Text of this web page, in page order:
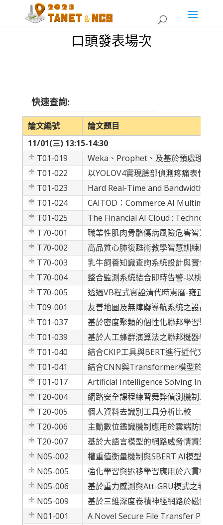
口頭發表場次
Search:
論文編號
論文題目
11/01(三) 13:15-14:30
T01-019
Weka、Prophet、及基於預處理的深
T01-022
以YOLOV4實現臉部偵測疼痛表情等
T01-023
Hard Real-Time and Bandwidth
T01-024
CAITOD：Commerce AI
T01-025
The Financial AI Cloud :
T70-001
職業性肌肉骨骼傷病風險危害智慧評
T70-002
高品質心肺復甦術教學智慧訓練與評
T70-003
乳牛飼養知識查詢系統設計與實作
T70-004
整合監測系統結合即時告警-以桃園區
T70-005
透過VB程式實證清代時憲曆-雍正
T09-001
友善地圖及無障礙導航系統之設計
T01-037
基於密度聚類的個性化聯邦學習聚合
T01-039
基於人工蜂群演算法之聯邦機器學習
T01-040
結合CKIP工具與BERT進行近代文本
T01-041
結合CNN與Transformer模型於中文
T01-017
Artificial Intelligence Solving
T20-004
網路安全課程練習舞弊偵測機制之研究
T20-005
個人資料去識別工具分析比較
T20-006
主動數位鑑識機制應用於雲端防護之
T20-007
基於大語言模型的網路威脅情資知識
N05-002
權重值衡量機制與SBERT AI模型於簡
N05-005
強化學習與遷移學習應用於六貫棋遊戲
N05-006
基於重力感測與Att-GRU模式之乳牛
N05-009
基於三維深度卷積神經網路於磁振造
N01-001
A Novel Secure File Transfer